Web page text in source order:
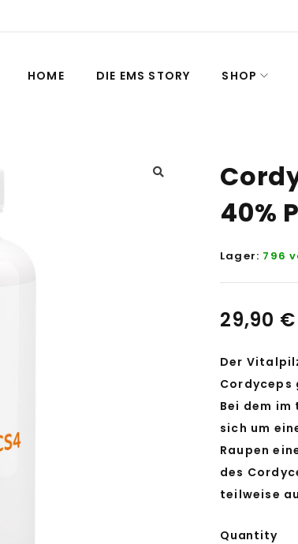
HOME DIE EMS STORY SHOP
40%
Lager: 796
29,90 €
Der
Cordyceps
Bei dem
sich um
Raupen
des
teilweise
Quantity